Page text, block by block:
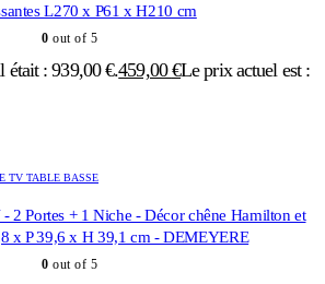
L270 x P61 x H210 cm
0 out of 5
était : 939,00 €.459,00€Le prix actuel est :
TV TABLE BASSE
2 Portes + 1 Niche - Décor chêne Hamilton et
x P 39,6 x H 39,1 cm - DEMEYERE
0 out of 5